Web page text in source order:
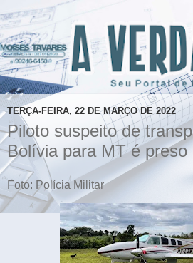
TERÇA-FEIRA, 22 DE MARÇO DE 2022
Piloto suspeito de
Bolívia para MT é preso
Foto: Polícia Militar